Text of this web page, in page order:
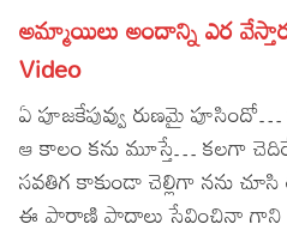
Hinduism
Lyrics in Hindi –
Lyrics in Hindi – Movie
Tamil
Lyrics in Tamil –
Lyrics in Tamil – Movie
Kannada
Lyrics in Kannada –
అమ్మాయిలు అందాన్ని ఎర
Video
ఏ పూజకేపువ్వు రుణమై
ఆ కాలం కను మూస్తే… కలగా
సవతిగ కాకుండా చెల్లిగా నను
ఈ పారాణి పాదాలు సేవించినా గాని